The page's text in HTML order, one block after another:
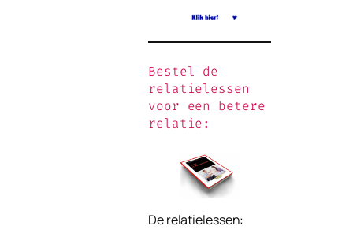
Bestel de
relatielessen
voor een betere
relatie:
De relatielessen: